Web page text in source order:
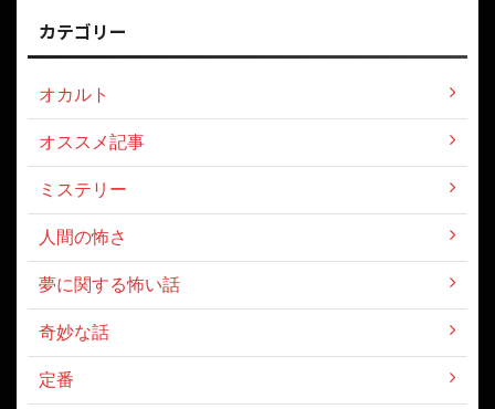
カテゴリー
オカルト
オススメ記事
ミステリー
人間の怖さ
夢に関する怖い話
奇妙な話
定番